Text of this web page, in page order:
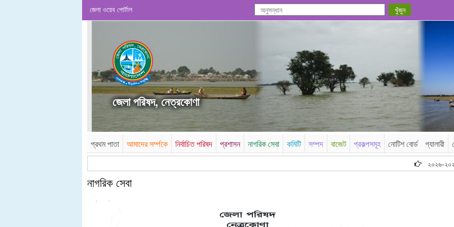
জেলা ওয়েব পোর্টাল
জেলা পরিষদ, নেত্রকোণা
প্রথম পাতা আমাদের সর্ম্পকে নির্বাচিত পরিষদ প্রশাসন নাগরিক সেবা কমিটি সম্পদ বাজেট প্রকল্পসমূহ নোটিশ বোর্ড গ্যালারী
২০২৬-২০২৭ অর্থ
নাগরিক সেবা